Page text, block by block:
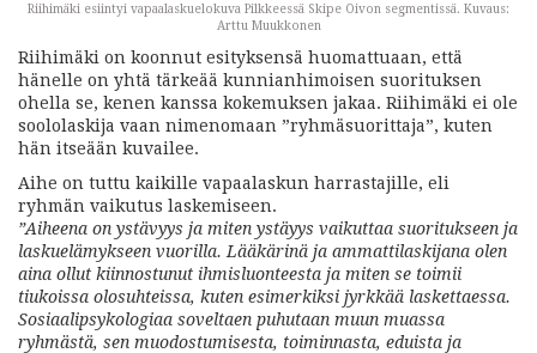
Riihimäki esiintyi vapaalaskuelokuva Pilkkeessä Skipe Oivon segmentissä. Kuvaus:
Arttu Muukkonen
Riihimäki on koonnut esityksensä huomattuaan, että
hänelle on yhtä tärkeää kunnianhimoisen suorituksen
ohella se, kenen kanssa kokemuksen jakaa. Riihimäki ei ole
soololaskija vaan nimenomaan ”ryhmäsuorittaja”, kuten
hän itseään kuvailee.
Aihe on tuttu kaikille vapaalaskun harrastajille, eli
ryhmän vaikutus laskemiseen.
”Aiheena on ystävyys ja miten ystäyys vaikuttaa suoritukseen ja
laskuelämykseen vuorilla. Lääkärinä ja ammattilaskijana olen
aina ollut kiinnostunut ihmisluonteesta ja miten se toimii
tiukoissa olosuhteissa, kuten esimerkiksi jyrkkää laskettaessa.
Sosiaalipsykologiaa soveltaen puhutaan muun muassa
ryhmästä, sen muodostumisesta, toiminnasta, eduista ja